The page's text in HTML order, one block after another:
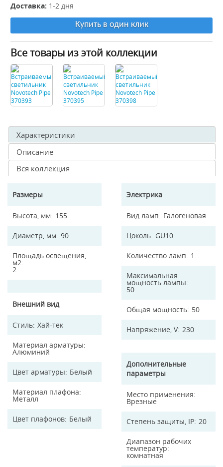
Доставка: 1-2 дня
Купить в один клик
Все товары из этой коллекции
Характеристики
Описание
Вся коллекция
Размеры
Высота, мм 155
Диаметр, мм 90
Площадь освещения,
м2
2
Внешний вид
Стиль Хай-тек
Материал арматуры
Алюминий
Цвет арматуры Белый
Материал плафона
Металл
Цвет плафонов Белый
Электрика
Вид ламп Галогеновая
Цоколь GU10
Количество ламп 1
Максимальная
мощность лампы
50
Общая мощность 50
Напряжение, V 230
Дополнительные
параметры
Место применения
Врезные
Степень защиты, IP 20
Диапазон рабочих
температур
комнатная